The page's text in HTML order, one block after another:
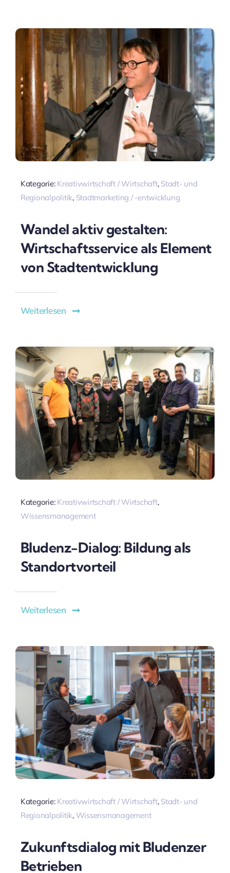
Kategorie: Kreativwirtschaft / Wirtschaft, Stadt- und
Regionalpolitik, Stadtmarketing / -entwicklung
Wandel aktiv gestalten:
Wirtschaftsservice als Element
von Stadtentwicklung
Weiterlesen
Kategorie: Kreativwirtschaft / Wirtschaft,
Wissensmanagement
Bludenz-Dialog: Bildung als
Standortvorteil
Weiterlesen
Kategorie: Kreativwirtschaft / Wirtschaft, Stadt- und
Regionalpolitik, Wissensmanagement
Zukunftsdialog mit Bludenzer
Betrieben